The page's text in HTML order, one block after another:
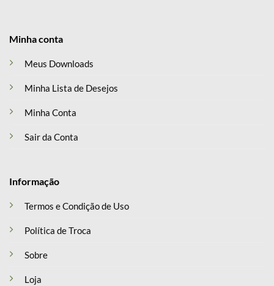
Minha conta
Meus Downloads
Minha Lista de Desejos
Minha Conta
Sair da Conta
Informação
Termos e Condição de Uso
Política de Troca
Sobre
Loja